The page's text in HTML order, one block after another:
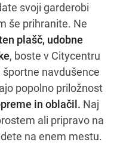
svoji garderobi
še prihranite. Ne
plašč, udobne
, boste v Citycentru
navdušence
popolno priložnost
in oblačil. Naj
ali pripravo na
na enem mestu.